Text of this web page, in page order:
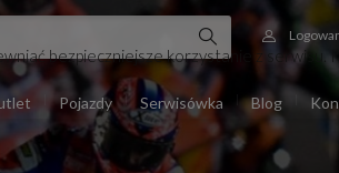
Pojazdy Serwisówka Blog
bezpieczniejsze korzystanie z serwisu.